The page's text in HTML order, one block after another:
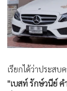
• Infographic
• การเมือง
• ท่องเที่ยว
• ต่างประเทศ
• Special Scoop
เรียกได้ว่าประสบ
"เบสท์ รักษ์วนีย์ ค